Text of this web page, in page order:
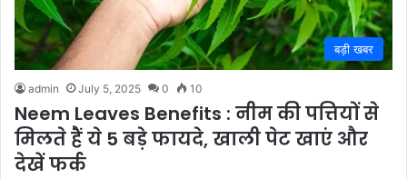
बड़ी खबर
admin July 5, 2025 0 10
Neem Leaves Benefits : नीम की पत्त‍ियों से
मिलते हैं ये 5 बड़े फायदे, खाली पेट खाएं और
देखें फर्क